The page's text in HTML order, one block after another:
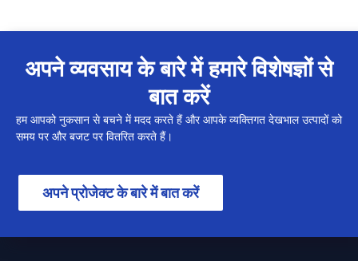
अपने व्यवसाय के बारे में हमारे विशेषज्ञों से
बात करें
हम आपको नुकसान से बचने में मदद करते हैं और आपके व्यक्तिगत देखभाल उत्पादों को
समय पर और बजट पर वितरित करते हैं।
अपने प्रोजेक्ट के बारे में बात करें